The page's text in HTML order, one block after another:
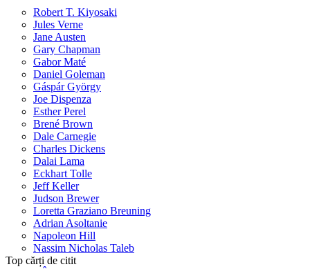
Robert T. Kiyosaki
Jules Verne
Jane Austen
Gary Chapman
Gabor Maté
Daniel Goleman
Gáspár György
Joe Dispenza
Esther Perel
Brené Brown
Dale Carnegie
Charles Dickens
Dalai Lama
Eckhart Tolle
Jeff Keller
Judson Brewer
Loretta Graziano Breuning
Adrian Asoltanie
Napoleon Hill
Nassim Nicholas Taleb
Top cărți de citit